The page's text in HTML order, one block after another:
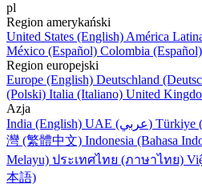
pl
Region amerykański
United States (English) América
México (Español) Colombia (Español)
Region europejski
Europe (English) Deutschland
(Polski) Italia (Italiano) United
Azja
India (English)
UAE (عربي) Türkiye
灣 (繁體中文) Indonesia (Bahasa
Melayu) ประเทศไทย (ภาษาไทย)
本語)